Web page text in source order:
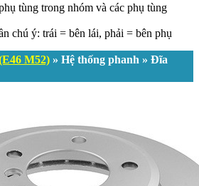
tùng trong nhóm và các phụ tùng
chú ý: trái = bên lái, phải = bên phụ
M52) » Hệ thống phanh » Đĩa